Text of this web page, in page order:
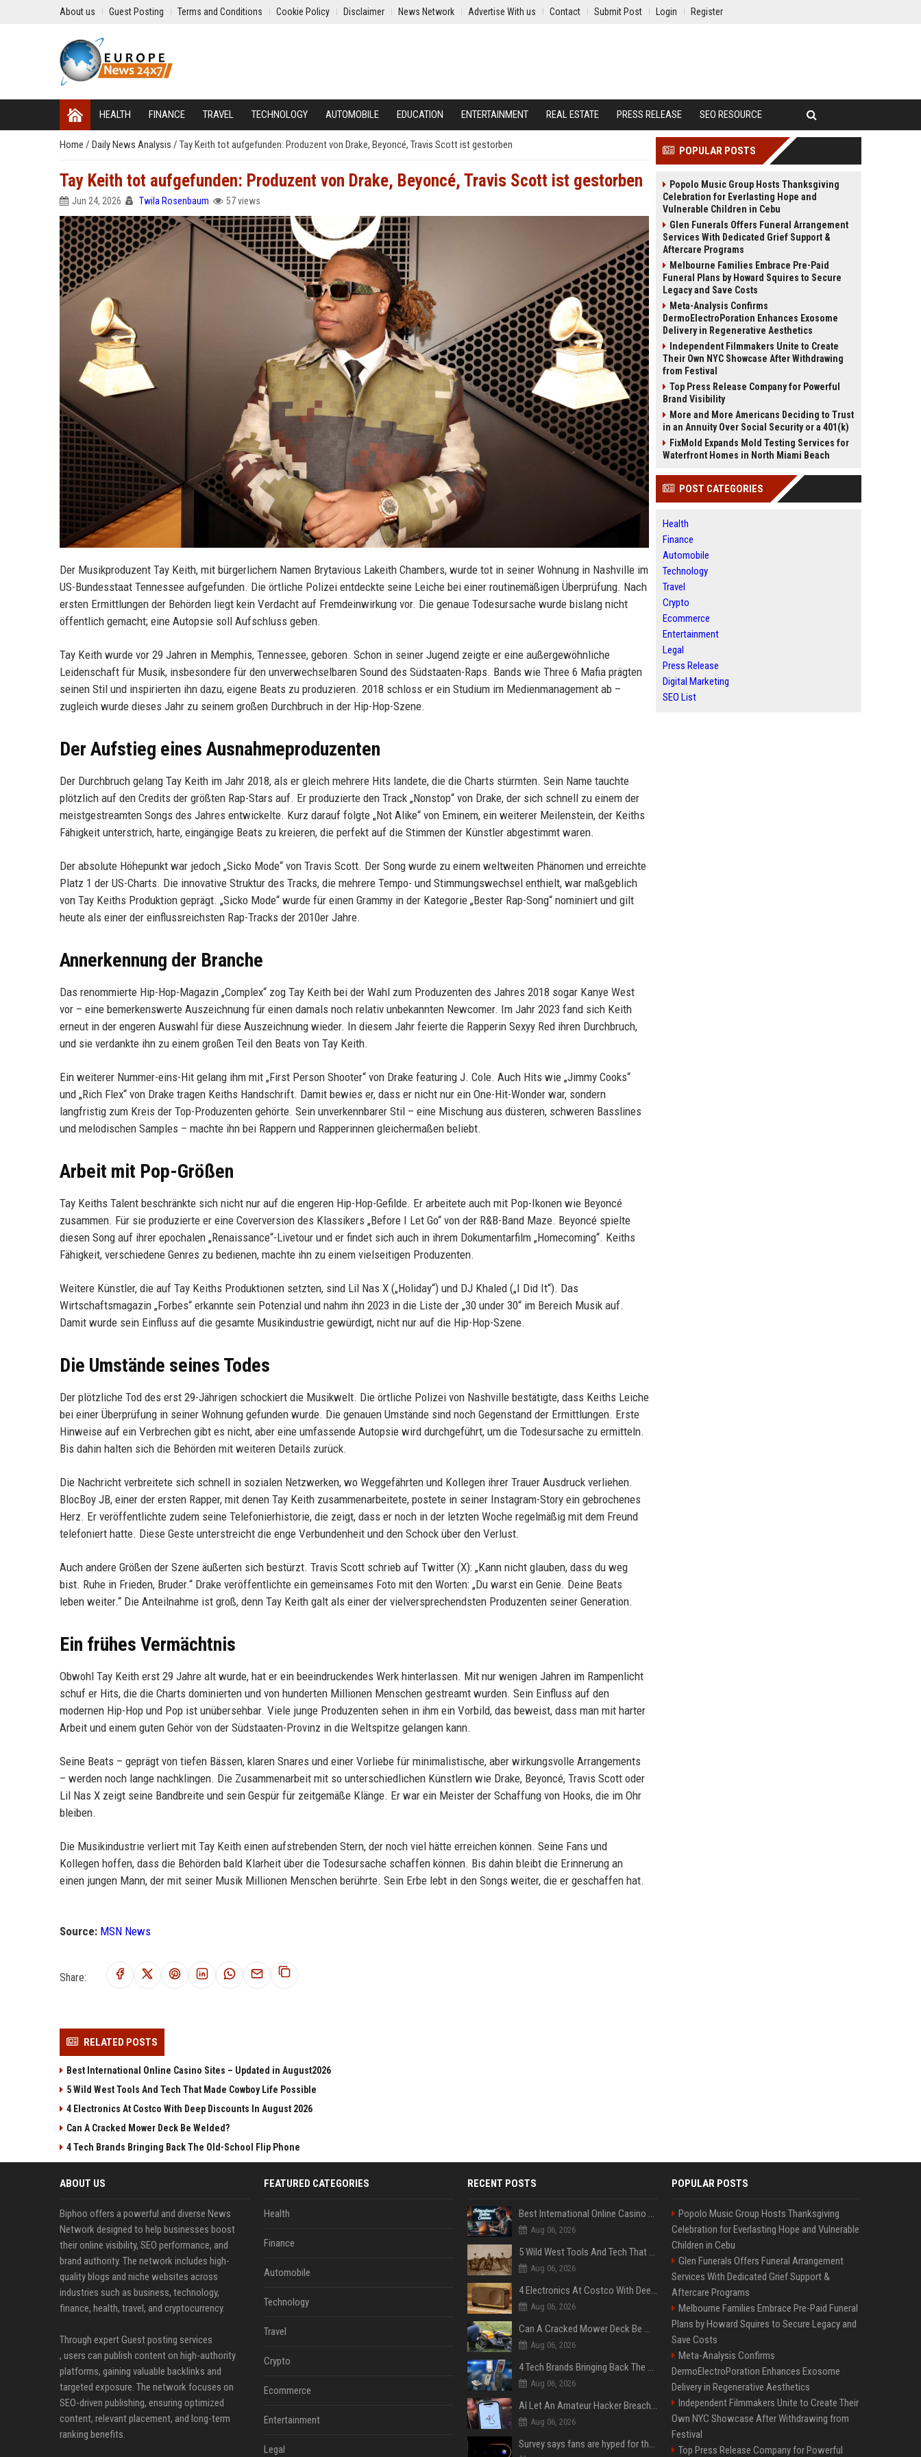
About us Guest Posting Terms and Conditions Cookie Policy Disclaimer News Network Advertise With us Contact Submit Post Login Register
HEALTH FINANCE TRAVEL TECHNOLOGY AUTOMOBILE EDUCATION ENTERTAINMENT REAL ESTATE PRESS RELEASE SEO RESOURCE
Home / Daily News Analysis / Tay Keith tot aufgefunden: Produzent von Drake, Beyoncé, Travis Scott ist gestorben
Tay Keith tot aufgefunden: Produzent von Drake, Beyoncé, Travis Scott ist gestorben
Jun 24, 2026 Twila Rosenbaum 57 views
Der Musikproduzent Tay Keith, mit bürgerlichem Namen Brytavious Lakeith Chambers, wurde tot in seiner Wohnung in Nashville im
US-Bundesstaat Tennessee aufgefunden. Die örtliche Polizei entdeckte seine Leiche bei einer routinemäßigen Überprüfung. Nach
ersten Ermittlungen der Behörden liegt kein Verdacht auf Fremdeinwirkung vor. Die genaue Todesursache wurde bislang nicht
öffentlich gemacht; eine Autopsie soll Aufschluss geben.
Tay Keith wurde vor 29 Jahren in Memphis, Tennessee, geboren. Schon in seiner Jugend zeigte er eine außergewöhnliche
Leidenschaft für Musik, insbesondere für den unverwechselbaren Sound des Südstaaten-Raps. Bands wie Three 6 Mafia prägten
seinen Stil und inspirierten ihn dazu, eigene Beats zu produzieren. 2018 schloss er ein Studium im Medienmanagement ab –
zugleich wurde dieses Jahr zu seinem großen Durchbruch in der Hip-Hop-Szene.
Der Aufstieg eines Ausnahmeproduzenten
Der Durchbruch gelang Tay Keith im Jahr 2018, als er gleich mehrere Hits landete, die die Charts stürmten. Sein Name tauchte
plötzlich auf den Credits der größten Rap-Stars auf. Er produzierte den Track „Nonstop“ von Drake, der sich schnell zu einem der
meistgestreamten Songs des Jahres entwickelte. Kurz darauf folgte „Not Alike“ von Eminem, ein weiterer Meilenstein, der Keiths
Fähigkeit unterstrich, harte, eingängige Beats zu kreieren, die perfekt auf die Stimmen der Künstler abgestimmt waren.
Der absolute Höhepunkt war jedoch „Sicko Mode“ von Travis Scott. Der Song wurde zu einem weltweiten Phänomen und erreichte
Platz 1 der US-Charts. Die innovative Struktur des Tracks, die mehrere Tempo- und Stimmungswechsel enthielt, war maßgeblich
von Tay Keiths Produktion geprägt. „Sicko Mode“ wurde für einen Grammy in der Kategorie „Bester Rap-Song“ nominiert und gilt
heute als einer der einflussreichsten Rap-Tracks der 2010er Jahre.
Annerkennung der Branche
Das renommierte Hip-Hop-Magazin „Complex“ zog Tay Keith bei der Wahl zum Produzenten des Jahres 2018 sogar Kanye West
vor – eine bemerkenswerte Auszeichnung für einen damals noch relativ unbekannten Newcomer. Im Jahr 2023 fand sich Keith
erneut in der engeren Auswahl für diese Auszeichnung wieder. In diesem Jahr feierte die Rapperin Sexyy Red ihren Durchbruch,
und sie verdankte ihn zu einem großen Teil den Beats von Tay Keith.
Ein weiterer Nummer-eins-Hit gelang ihm mit „First Person Shooter“ von Drake featuring J. Cole. Auch Hits wie „Jimmy Cooks“
und „Rich Flex“ von Drake tragen Keiths Handschrift. Damit bewies er, dass er nicht nur ein One-Hit-Wonder war, sondern
langfristig zum Kreis der Top-Produzenten gehörte. Sein unverkennbarer Stil – eine Mischung aus düsteren, schweren Basslines
und melodischen Samples – machte ihn bei Rappern und Rapperinnen gleichermaßen beliebt.
Arbeit mit Pop-Größen
Tay Keiths Talent beschränkte sich nicht nur auf die engeren Hip-Hop-Gefilde. Er arbeitete auch mit Pop-Ikonen wie Beyoncé
zusammen. Für sie produzierte er eine Coverversion des Klassikers „Before I Let Go“ von der R&B-Band Maze. Beyoncé spielte
diesen Song auf ihrer epochalen „Renaissance“-Livetour und er findet sich auch in ihrem Dokumentarfilm „Homecoming“. Keiths
Fähigkeit, verschiedene Genres zu bedienen, machte ihn zu einem vielseitigen Produzenten.
Weitere Künstler, die auf Tay Keiths Produktionen setzten, sind Lil Nas X („Holiday“) und DJ Khaled („I Did It“). Das
Wirtschaftsmagazin „Forbes“ erkannte sein Potenzial und nahm ihn 2023 in die Liste der „30 under 30“ im Bereich Musik auf.
Damit wurde sein Einfluss auf die gesamte Musikindustrie gewürdigt, nicht nur auf die Hip-Hop-Szene.
Die Umstände seines Todes
Der plötzliche Tod des erst 29-Jährigen schockiert die Musikwelt. Die örtliche Polizei von Nashville bestätigte, dass Keiths Leiche
bei einer Überprüfung in seiner Wohnung gefunden wurde. Die genauen Umstände sind noch Gegenstand der Ermittlungen. Erste
Hinweise auf ein Verbrechen gibt es nicht, aber eine umfassende Autopsie wird durchgeführt, um die Todesursache zu ermitteln.
Bis dahin halten sich die Behörden mit weiteren Details zurück.
Die Nachricht verbreitete sich schnell in sozialen Netzwerken, wo Weggefährten und Kollegen ihrer Trauer Ausdruck verliehen.
BlocBoy JB, einer der ersten Rapper, mit denen Tay Keith zusammenarbeitete, postete in seiner Instagram-Story ein gebrochenes
Herz. Er veröffentlichte zudem seine Telefonierhistorie, die zeigt, dass er noch in der letzten Woche regelmäßig mit dem Freund
telefoniert hatte. Diese Geste unterstreicht die enge Verbundenheit und den Schock über den Verlust.
Auch andere Größen der Szene äußerten sich bestürzt. Travis Scott schrieb auf Twitter (X): „Kann nicht glauben, dass du weg
bist. Ruhe in Frieden, Bruder.“ Drake veröffentlichte ein gemeinsames Foto mit den Worten: „Du warst ein Genie. Deine Beats
leben weiter.“ Die Anteilnahme ist groß, denn Tay Keith galt als einer der vielversprechendsten Produzenten seiner Generation.
Ein frühes Vermächtnis
Obwohl Tay Keith erst 29 Jahre alt wurde, hat er ein beeindruckendes Werk hinterlassen. Mit nur wenigen Jahren im Rampenlicht
schuf er Hits, die die Charts dominierten und von hunderten Millionen Menschen gestreamt wurden. Sein Einfluss auf den
modernen Hip-Hop und Pop ist unübersehbar. Viele junge Produzenten sehen in ihm ein Vorbild, das beweist, dass man mit harter
Arbeit und einem guten Gehör von der Südstaaten-Provinz in die Weltspitze gelangen kann.
Seine Beats – geprägt von tiefen Bässen, klaren Snares und einer Vorliebe für minimalistische, aber wirkungsvolle Arrangements
– werden noch lange nachklingen. Die Zusammenarbeit mit so unterschiedlichen Künstlern wie Drake, Beyoncé, Travis Scott oder
Lil Nas X zeigt seine Bandbreite und sein Gespür für zeitgemäße Klänge. Er war ein Meister der Schaffung von Hooks, die im Ohr
bleiben.
Die Musikindustrie verliert mit Tay Keith einen aufstrebenden Stern, der noch viel hätte erreichen können. Seine Fans und
Kollegen hoffen, dass die Behörden bald Klarheit über die Todesursache schaffen können. Bis dahin bleibt die Erinnerung an
einen jungen Mann, der mit seiner Musik Millionen Menschen berührte. Sein Erbe lebt in den Songs weiter, die er geschaffen hat.
Source: MSN News
Share:
RELATED POSTS
Best International Online Casino Sites – Updated in August2026
5 Wild West Tools And Tech That Made Cowboy Life Possible
4 Electronics At Costco With Deep Discounts In August 2026
Can A Cracked Mower Deck Be Welded?
4 Tech Brands Bringing Back The Old-School Flip Phone
POPULAR POSTS
Popolo Music Group Hosts Thanksgiving
Celebration for Everlasting Hope and
Vulnerable Children in Cebu
Glen Funerals Offers Funeral Arrangement
Services With Dedicated Grief Support &
Aftercare Programs
Melbourne Families Embrace Pre-Paid
Funeral Plans by Howard Squires to Secure
Legacy and Save Costs
Meta-Analysis Confirms
DermoElectroPoration Enhances Exosome
Delivery in Regenerative Aesthetics
Independent Filmmakers Unite to Create
Their Own NYC Showcase After Withdrawing
from Festival
Top Press Release Company for Powerful
Brand Visibility
More and More Americans Deciding to Trust
in an Annuity Over Social Security or a 401(k)
FixMold Expands Mold Testing Services for
Waterfront Homes in North Miami Beach
POST CATEGORIES
Health
Finance
Automobile
Technology
Travel
Crypto
Ecommerce
Entertainment
Legal
Press Release
Digital Marketing
SEO List
ABOUT US
Biphoo offers a powerful and diverse News
Network designed to help businesses boost
their online visibility, SEO performance, and
brand authority. The network includes high-
quality blogs and niche websites across
industries such as business, technology,
finance, health, travel, and cryptocurrency.
Through expert Guest posting services
, users can publish content on high-authority
platforms, gaining valuable backlinks and
targeted exposure. The network focuses on
SEO-driven publishing, ensuring optimized
content, relevant placement, and long-term
ranking benefits.
FEATURED CATEGORIES
Health
Finance
Automobile
Technology
Travel
Crypto
Ecommerce
Entertainment
Legal
RECENT POSTS
Best International Online Casino Sites – Updated in August2026
Aug 06, 2026
5 Wild West Tools And Tech That Made Cowboy Life Possible
Aug 06, 2026
4 Electronics At Costco With Deep Discounts In August 2026
Aug 06, 2026
Can A Cracked Mower Deck Be Welded?
Aug 06, 2026
4 Tech Brands Bringing Back The Old-School Flip Phone
Aug 06, 2026
AI Let An Amateur Hacker Breach 14 Companies With Incredibly Simple Prompts
Aug 06, 2026
Survey says fans are hyped for the Pixel 11 Pro's defining feature, but the doubters are loud
POPULAR POSTS
Popolo Music Group Hosts Thanksgiving
Celebration for Everlasting Hope and Vulnerable
Children in Cebu
Glen Funerals Offers Funeral Arrangement
Services With Dedicated Grief Support &
Aftercare Programs
Melbourne Families Embrace Pre-Paid Funeral
Plans by Howard Squires to Secure Legacy and
Save Costs
Meta-Analysis Confirms
DermoElectroPoration Enhances Exosome
Delivery in Regenerative Aesthetics
Independent Filmmakers Unite to Create Their
Own NYC Showcase After Withdrawing from
Festival
Top Press Release Company for Powerful